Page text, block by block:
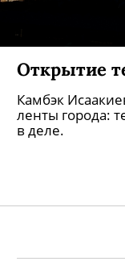
Открытие
Камбэк
ленты города:
в деле.